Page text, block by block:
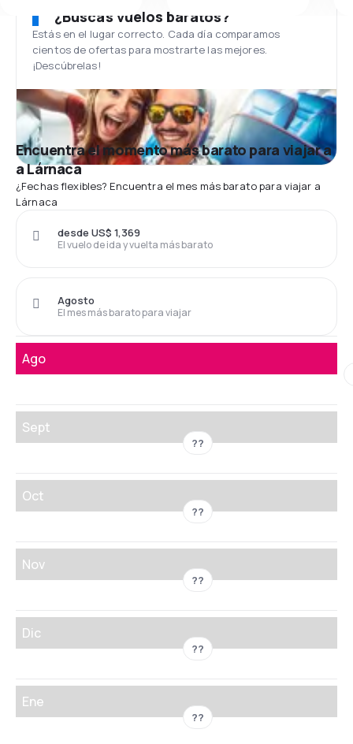
¿Buscas vuelos baratos?
Estás en el lugar correcto. Cada día comparamos
cientos de ofertas para mostrarte las mejores.
¡Descúbrelas!
Encuentra el momento más barato para viajar a
a Lárnaca
¿Fechas flexibles? Encuentra el mes más barato para viajar a
Lárnaca
El vuelo de ida y vuelta más barato
desde US$ 1,369
El mes más barato para viajar
Agosto
Ago
Sept
??
Oct
??
Nov
??
Dic
??
Ene
??